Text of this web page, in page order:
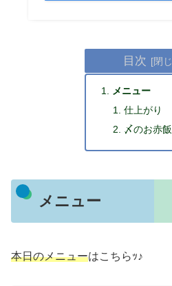
目次
メニュー
仕上がり
〆のお赤飯
メニュー
本日のメニューはこちらｯ♪